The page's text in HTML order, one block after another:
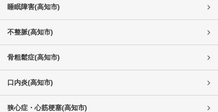
睡眠障害(高知市)
不整脈(高知市)
骨粗鬆症(高知市)
口内炎(高知市)
狭心症・心筋梗塞(高知市)